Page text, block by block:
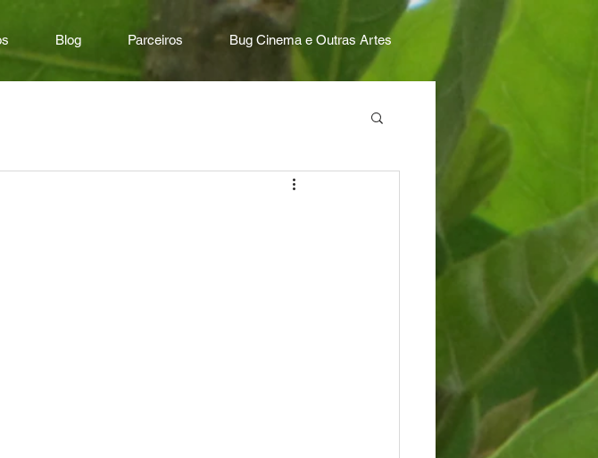
Blog Parceiros Bug Cinema e Outras Artes